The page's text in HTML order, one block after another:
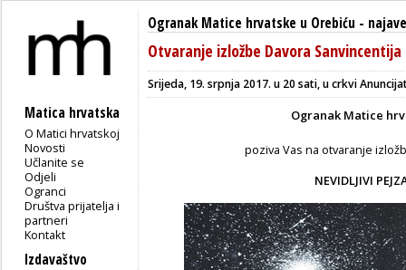
Matica hrvatska
O Matici hrvatskoj
Novosti
Učlanite se
Odjeli
Ogranci
Društva prijatelja i
partneri
Kontakt
Izdavaštvo
Ogranak Matice hrvatske u Orebiću - najave
Otvaranje izložbe Davora Sanvincentija
Srijeda, 19. srpnja 2017. u 20 sati, u crkvi
Ogranak Matice
poziva Vas na otvaranje
NEVIDLJIVI